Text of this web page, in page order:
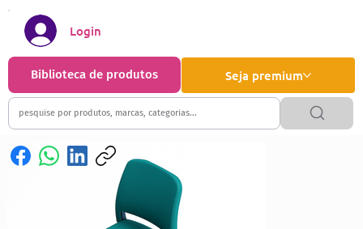
Seja premium
Biblioteca de produtos
Login